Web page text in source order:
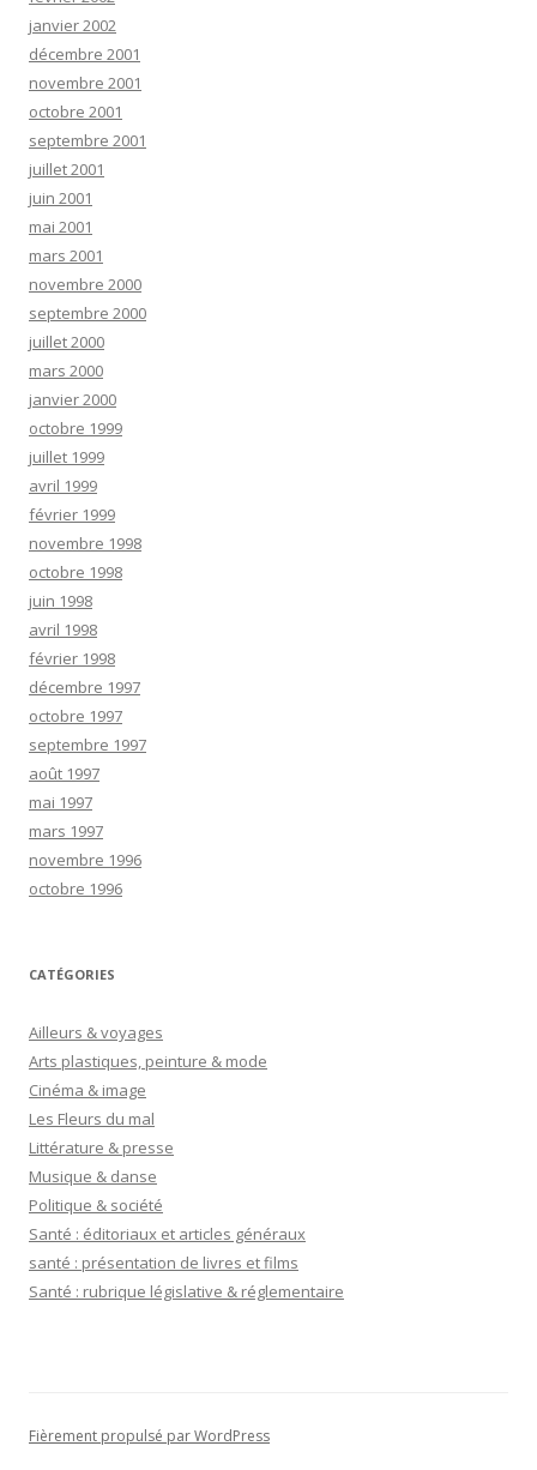
janvier 2002
décembre 2001
novembre 2001
octobre 2001
septembre 2001
juillet 2001
juin 2001
mai 2001
mars 2001
novembre 2000
septembre 2000
juillet 2000
mars 2000
janvier 2000
octobre 1999
juillet 1999
avril 1999
février 1999
novembre 1998
octobre 1998
juin 1998
avril 1998
février 1998
décembre 1997
octobre 1997
septembre 1997
août 1997
mai 1997
mars 1997
novembre 1996
octobre 1996
CATÉGORIES
Ailleurs & voyages
Arts plastiques, peinture & mode
Cinéma & image
Les Fleurs du mal
Littérature & presse
Musique & danse
Politique & société
Santé : éditoriaux et articles généraux
santé : présentation de livres et films
Santé : rubrique législative & réglementaire
Fièrement propulsé par WordPress